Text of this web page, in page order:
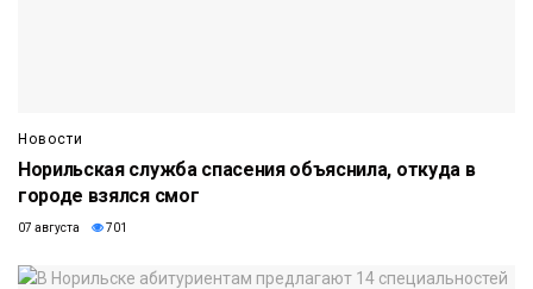
Новости
Норильская служба спасения объяснила, откуда в
городе взялся смог
07 августа 701